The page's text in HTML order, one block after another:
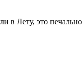
в Лету, это